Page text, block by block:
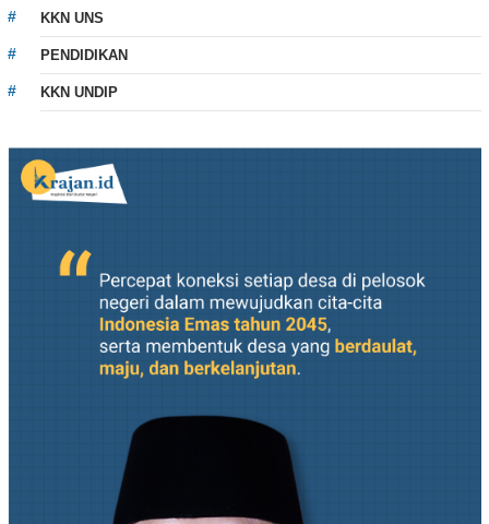
KKN UNS
PENDIDIKAN
KKN UNDIP